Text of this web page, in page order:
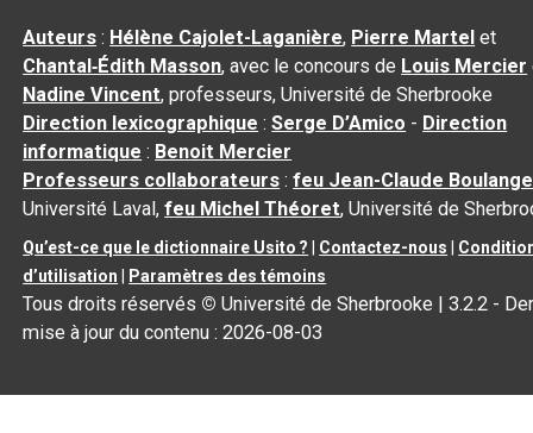
Auteurs : Hélène Cajolet-Laganière, Pierre Martel et
Chantal‑Édith Masson, avec le concours de Louis Mercier
Nadine Vincent, professeurs, Université de Sherbrooke
Direction lexicographique :Serge D’Amico - Direction
informatique : Benoit Mercier
Professeurs collaborateurs :feu Jean-Claude
Université Laval,feu Michel Théoret, Université de
Qu’est-ce que le dictionnaire Usito ? Contactez-nous
d’utilisation
Paramètres des témoins
Tous droits réservés © Université de Sherbrooke |3.2.2 -
mise à jour du contenu :2026-08-03